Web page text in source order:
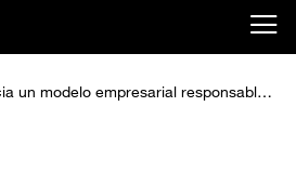
un modelo empresarial responsable y comprometido